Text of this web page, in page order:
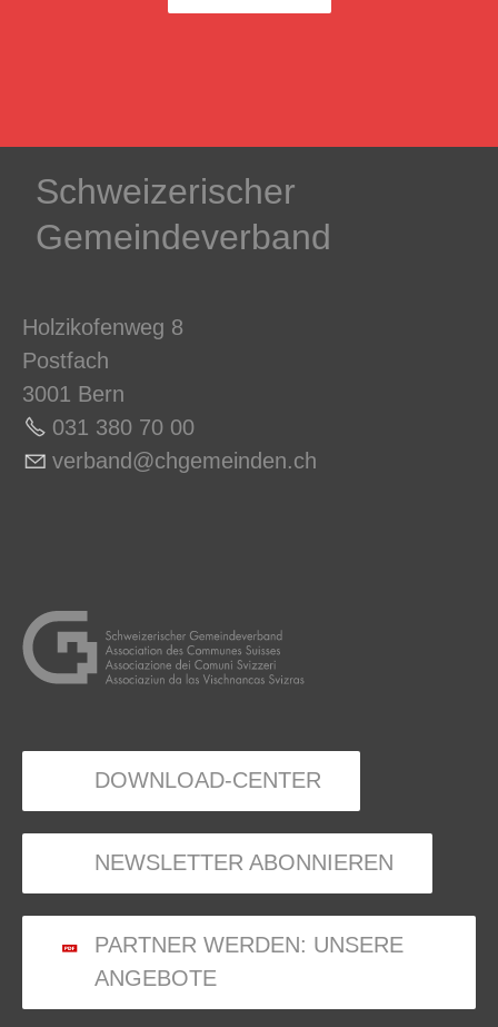
Schweizerischer
Gemeindeverband
Holzikofenweg 8
Postfach
3001 Bern
031 380 70 00
v rb nd chg m nd n ch
DOWNLOAD-CENTER
NEWSLETTER ABONNIEREN
PARTNER WERDEN: UNSERE
ANGEBOTE